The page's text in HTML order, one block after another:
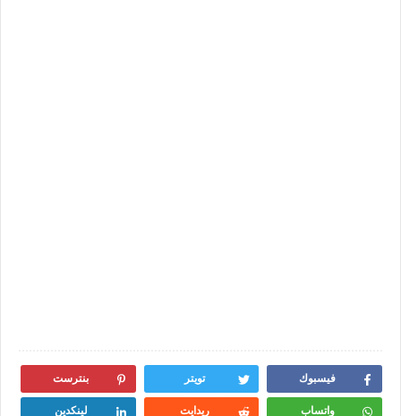
فيسبوك تويتر بنترست
واتساب ريدايت لينكدين